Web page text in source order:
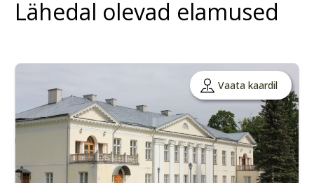
Lähedal olevad elamused
Vaata kaardil